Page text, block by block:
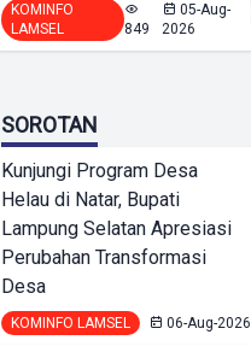
KOMINFO
LAMSEL
849
05-Aug-
2026
SOROTAN
Kunjungi Program Desa
Helau di Natar, Bupati
Lampung Selatan Apresiasi
Perubahan Transformasi
Desa
KOMINFO LAMSEL 06-Aug-2026